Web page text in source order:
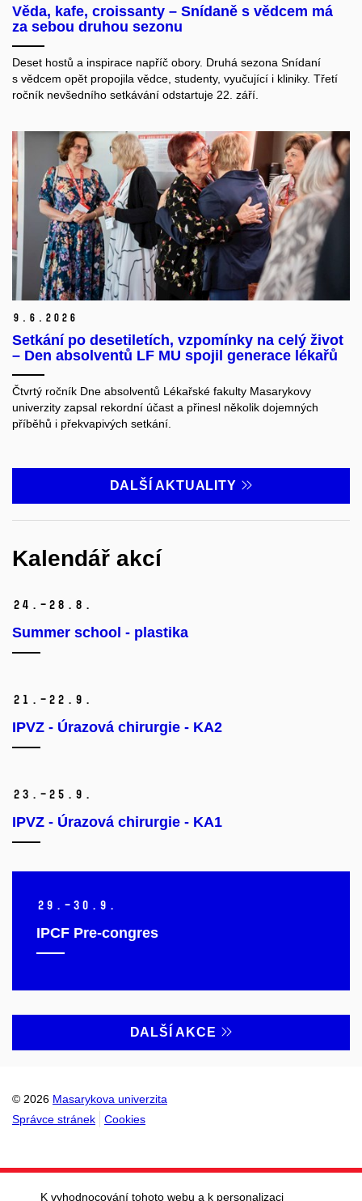
Věda, kafe, croissanty – Snídaně s vědcem má
za sebou druhou sezonu
Deset hostů a inspirace napříč obory. Druhá sezona Snídaní
s vědcem opět propojila vědce, studenty, vyučující i kliniky. Třetí
ročník nevšedního setkávání odstartuje 22. září.
9. 6. 2026
Setkání po desetiletích, vzpomínky na celý život
– Den absolventů LF MU spojil generace lékařů
Čtvrtý ročník Dne absolventů Lékařské fakulty Masarykovy
univerzity zapsal rekordní účast a přinesl několik dojemných
příběhů i překvapivých setkání.
DALŠÍ AKTUALITY
Kalendář akcí
24.–28. 8.
Summer school - plastika
21.–22. 9.
IPVZ - Úrazová chirurgie - KA2
23.–25. 9.
IPVZ - Úrazová chirurgie - KA1
29.–30. 9.
IPCF Pre-congres
DALŠÍ AKCE
© 2026 Masarykova univerzita
Správce stránek
Cookies
K vyhodnocování tohoto webu a k personalizaci